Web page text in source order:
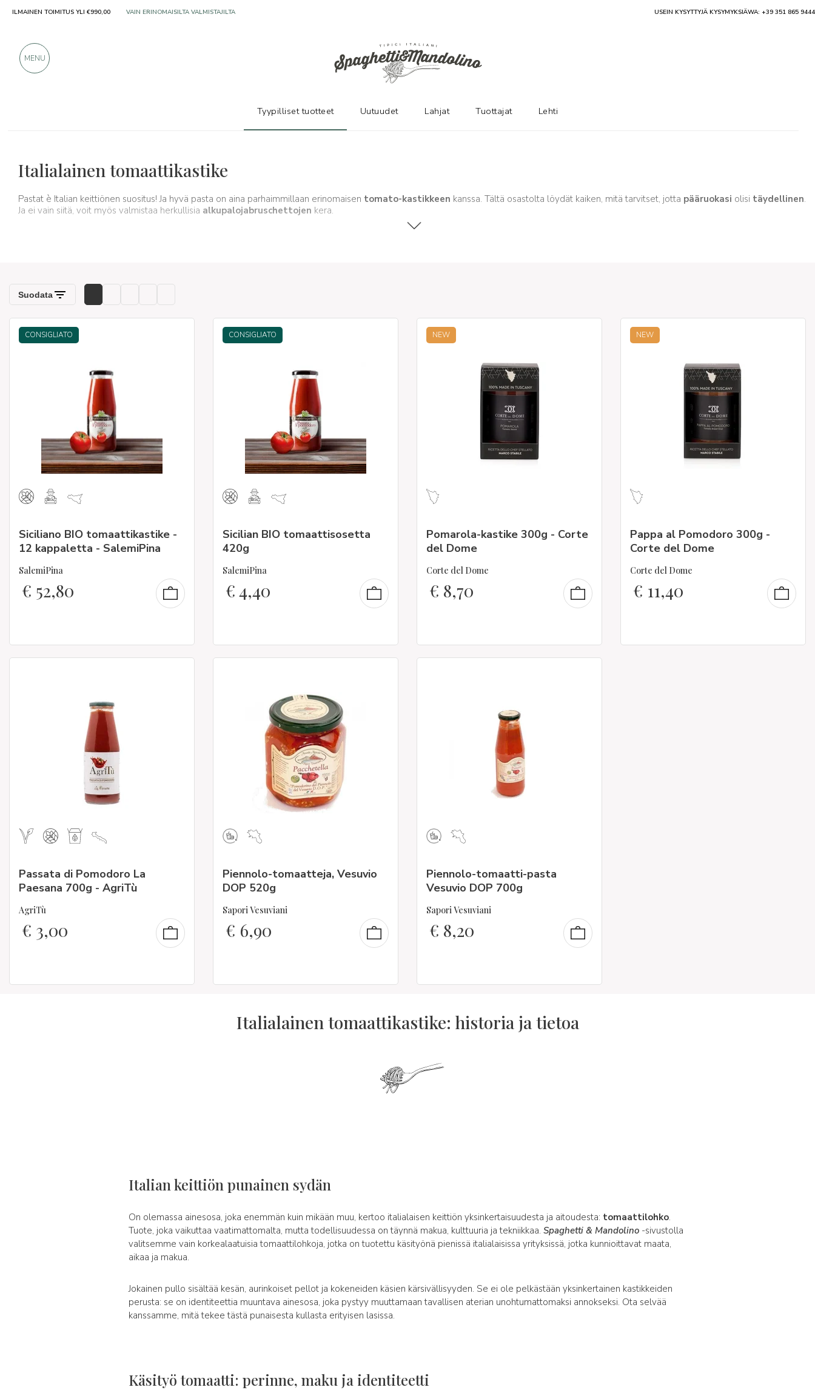
Italialainen tomaattikastike
Pastat è Italian keittiönen suositus! Ja hyvä pasta on aina parhaimmillaan erinomaisen tomato-kastikkeen kanssa. Tältä osastolta löydät kaiken, mitä tarvitset, jotta pääruokasi olisi täydellinen.
Ja ei vain siitä, voit myös valmistaa herkullisia alkupalojabruschettojen kera.
CONSIGLIATO
Siciliano BIO tomaattikastike -
12 kappaletta - SalemiPina
SalemiPina
€ 52,80
CONSIGLIATO
Sicilian BIO tomaattisosetta
420g
SalemiPina
€4,40
NEW
Pomarola-kastike 300g - Corte
del Dome
Corte del Dome
€ 8,70
NEW
Pappa al Pomodoro 300g -
Corte del Dome
Corte del Dome
€ 11,40
Passata di Pomodoro La
Paesana 700g - AgriTù
AgriTù
€ 3,00
Piennolo-tomaatteja, Vesuvio
DOP 520g
Sapori Vesuviani
€ 6,90
Piennolo-tomaatti-pasta
Vesuvio DOP 700g
Sapori Vesuviani
€ 8,20
Italialainen tomaattikastike: historia ja tietoa
Italian keittiön punainen sydän
On olemassa ainesosa, joka enemmän kuin mikään muu, kertoo italialaisen keittiön yksinkertaisuudesta ja aitoudesta: tomaattilohko.
Tuote, joka vaikuttaa vaatimattomalta, mutta todellisuudessa on täynnä makua, kulttuuria ja tekniikkaa.Spaghetti & Mandolino -sivustolla
valitsemme vain korkealaatuisia tomaattilohkoja, jotka on tuotettu käsityönä pienissä italialaisissa yrityksissä, jotka kunnioittavat maata,
aikaa ja makua.
Jokainen pullo sisältää kesän, aurinkoiset pellot ja kokeneiden käsien kärsivällisyyden. Se ei ole pelkästään yksinkertainen kastikkeiden
perusta: se on identiteettia muuntava ainesosa, joka pystyy muuttamaan tavallisen aterian unohtumattomaksi annokseksi. Ota selvää
kanssamme, mitä tekee tästä punaisesta kullasta erityisen lasissa.
Käsityö tomaatti: perinne, maku ja identiteetti
ILMAINEN TOIMITUS YLI €990,00 USEIN KYSYTTYJÄ KYSYMYKSIÄWA: +39 351 865 9444
MENU
Tyypilliset tuotteet Uutuudet Lahjat Tuottajat Lehti